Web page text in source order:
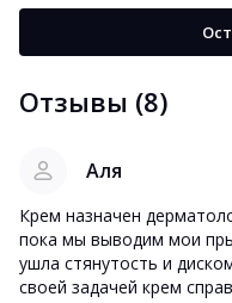
Отзывы (8)
Аля
Крем назначен
пока мы выводим мои
ушла стянутость и
своей задачей крем